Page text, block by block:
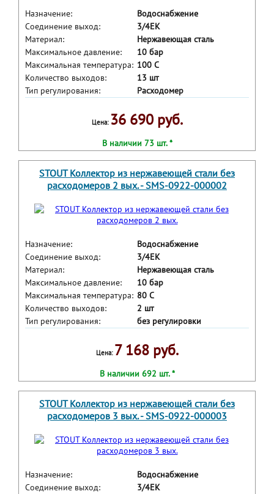
Назначение:
Водоснабжение
Соединение выход:
3/4ЕК
Материал:
Нержавеющая сталь
Максимальное давление:
10 бар
Максимальная температура: 100 С
Количество выходов:
13 шт
Тип регулирования:
Расходомер
Цена: 36 690 руб.
В наличии 73 шт. *
STOUT Коллектор из нержавеющей стали без
расходомеров 2 вых. - SMS-0922-000002
Назначение:
Водоснабжение
Соединение выход:
3/4ЕК
Материал:
Нержавеющая сталь
Максимальное давление:
10 бар
Максимальная температура: 80 С
Количество выходов:
2 шт
Тип регулирования:
без регулировки
Цена: 7 168 руб.
В наличии 692 шт. *
STOUT Коллектор из нержавеющей стали без
расходомеров 3 вых. - SMS-0922-000003
Назначение:
Водоснабжение
Соединение выход:
3/4ЕК